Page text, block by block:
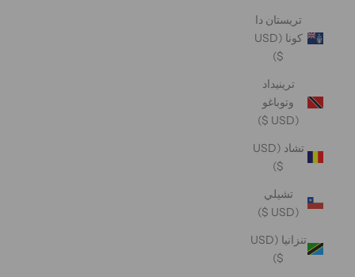
تريستان دا
كونا (USD
$)
ترينيداد
وتوباغو
(USD $)
تشاد (USD
$)
تشيلي
(USD $)
تنزانيا (USD
$)